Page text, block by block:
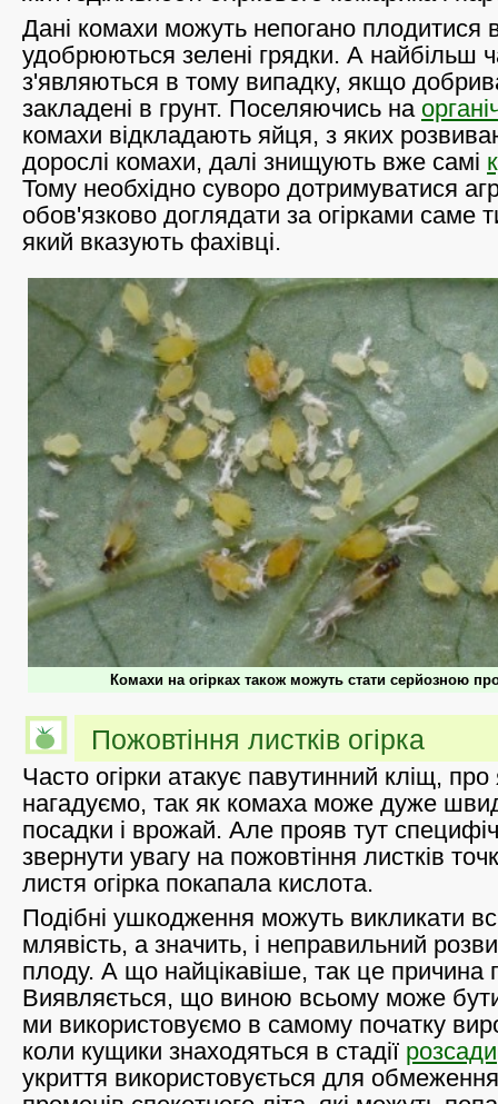
Дані комахи можуть непогано плодитися в
удобрюються зелені грядки. А найбільш
з'являються в тому випадку, якщо
закладені в грунт. Поселяючись на
комахи відкладають яйця, з яких
дорослі комахи, далі знищують вже самі
Тому необхідно суворо дотримуватися
обов'язково доглядати за огірками саме
який вказують фахівці.
Комахи на огірках також можуть стати серйозною
Пожовтіння листків огірка
Часто огірки атакує павутинний кліщ,
нагадуємо, так як комаха може дуже
посадки і врожай. Але прояв тут
звернути увагу на пожовтіння листків
листя огірка покапала кислота.
Подібні ушкодження можуть викликати
млявість, а значить, і неправильний
плоду. А що найцікавіше, так це причина
Виявляється, що виною всьому може
ми використовуємо в самому початку
коли кущики знаходяться в стадії розсади
укриття використовується для